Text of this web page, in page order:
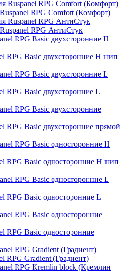
RPG Comfort (Комфорт)
RPG АнтиСтук
RPG Basic двухсторонние H шип
RPG Basic двухсторонние L
RPG Basic двухсторонние прямой
RPG Basic односторонние H шип
RPG Basic односторонние L
RPG Basic односторонние
RPG Gradient (Градиент)